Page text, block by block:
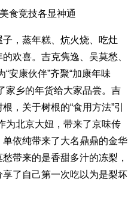
食竞技各显神通
，蒸年糕、炕火烧、吃灶
欢喜。吉克隽逸、吴莫愁、
安康伙伴”齐聚“加康年味
家乡的年货给大家品尝。吉
，关于树根的“食用方法”引
为北京大妞，带来了京味传
依纯带来了大名鼎鼎的金华
带来的是香甜多汁的冻梨，
了自己第一次吃以为是梨坏